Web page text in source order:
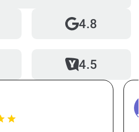
с работой?
нужно оплачивать
4.8
4.5